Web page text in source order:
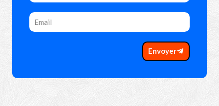
Envoyer